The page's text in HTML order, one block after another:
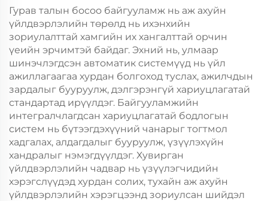
Гурав талын босоо байгууламж нь аж ахуйн
үйлдвэрлэлийн төрөлд нь ихэнхийн
зориулалттай хамгийн их хангалттай орчин
үеийн эрчимтэй байдаг. Эхний нь, улмаар
шинэчлэгдсэн автоматик системүүд нь үйл
ажиллагаагаа хурдан болгоход туслах, ажилчдын
зардалыг бууруулж, дэлгэрэнгүй хариуцлагатай
стандартад ирүүлдэг. Байгууламжийн
интегралчлагдсан хариуцлагатай бодлогын
систем нь бүтээгдэхүүний чанарыг тогтмол
хадгалах, алдагдалыг бууруулж, үзүүлэхүйн
хандралыг нэмэгдүүлдэг. Хувирган
үйлдвэрлэлийн чадвар нь үзүүлэгчидийн
хэрэгслүүдэд хурдан солих, тухайн аж ахуйн
үйлдвэрлэлийн хэрэгцээнд зориулсан шийдэл